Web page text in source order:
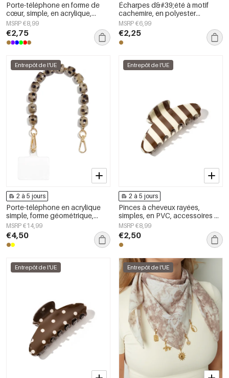
Porte-téléphone en forme de
cœur, simple, en acrylique,
accessoire du quotidien
MSRP €8,99
€2,75
Écharpes d&#39;été à motif
cachemire, en polyester
classique, accessoires du
quotidien
MSRP €6,99
€2,25
Entrepôt de l'UE
2 à 5 jours
Porte-téléphone en acrylique
simple, forme géométrique,
accessoire du quotidien
MSRP €14,99
€4,50
Entrepôt de l'UE
2 à 5 jours
Pinces à cheveux rayées,
simples, en PVC, accessoires du
quotidien
MSRP €8,99
€2,50
Entrepôt de l'UE Entrepôt de l'UE